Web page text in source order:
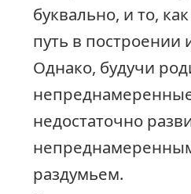
буквально, и то,
путь в построении
Однако, будучи
недостаточно
раздумьем.